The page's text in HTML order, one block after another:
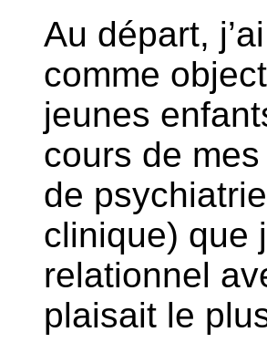
Au départ,
comme
jeunes
cours de
de
clinique) que
relationnel
plaisait le